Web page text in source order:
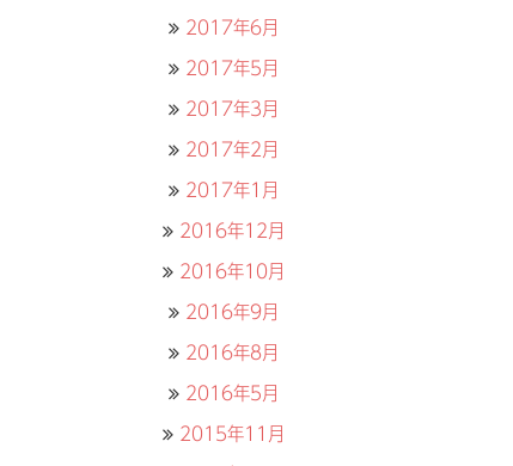
2017年6月
2017年5月
2017年3月
2017年2月
2017年1月
2016年12月
2016年10月
2016年9月
2016年8月
2016年5月
2015年11月